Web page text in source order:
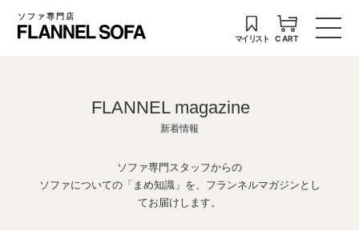
ソファ専門店
マイリスト CART
FLANNEL magazine
新着情報
ソファ専門スタッフからの
ソファについての「まめ知識」を、フランネルマガジンとし
てお届けします。